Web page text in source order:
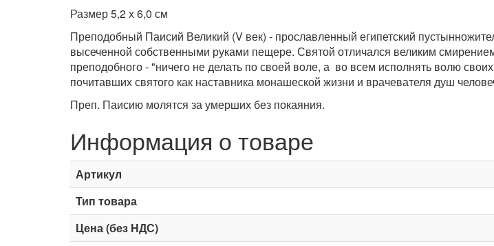
Размер 5,2 х 6,0 см
Преподобный Паисий Великий (V век) - прославленный египетский
высеченной собственными руками пещере. Святой отличался великим
преподобного - "ничего не делать по своей воле, а во всем исполнять волю
почитавших святого как наставника монашеской жизни и врачевателя душ
Преп. Паисию молятся за умерших без покаяния.
Информация о товаре
Артикул
Тип товара
Цена (без НДС)